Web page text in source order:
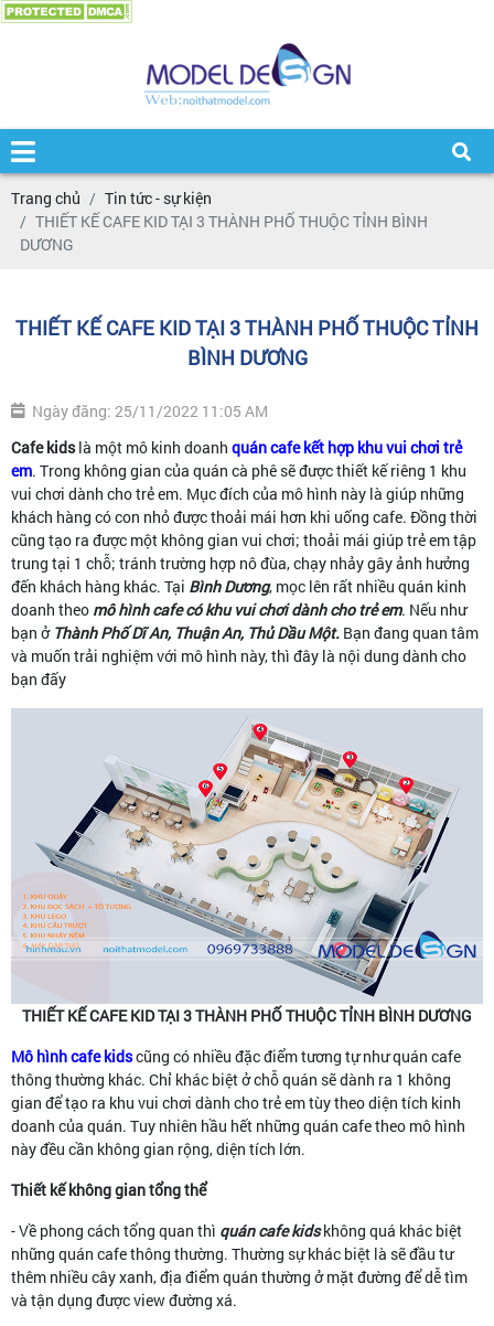
Trang chủ
Tin tức - sự kiện
THIẾT KẾ CAFE KID TẠI 3 THÀNH PHỐ THUỘC TỈNH BÌNH
DƯƠNG
THIẾT KẾ CAFE KID TẠI 3 THÀNH PHỐ THUỘC TỈNH
BÌNH DƯƠNG
Ngày đăng: 25/11/2022 11:05 AM
Cafe kidslà một mô kinh doanh quán cafe kết hợp khu vui chơi trẻ
em. Trong không gian của quán cà phê sẽ được thiết kế riêng 1 khu
vui chơi dành cho trẻ em. Mục đích của mô hình này là giúp những
khách hàng có con nhỏ được thoải mái hơn khi uống cafe. Đồng thời
cũng tạo ra được một không gian vui chơi; thoải mái giúp trẻ em tập
trung tại 1 chỗ; tránh trường hợp nô đùa, chạy nhảy gây ảnh hưởng
đến khách hàng khác. Tại Bình Dương, mọc lên rất nhiều quán kinh
doanh theo mô hình cafe có khu vui chơi dành cho trẻ em. Nếu như
bạn ở Thành Phố Dĩ An, Thuận An, Thủ Dầu Một. Bạn đang quan tâm
và muốn trải nghiệm với mô hình này, thì đây là nội dung dành cho
bạn đấy
THIẾT KẾ CAFE KID TẠI 3 THÀNH PHỐ THUỘC TỈNH BÌNH DƯƠNG
Mô hình cafe kidscũng có nhiều đặc điểm tương tự như quán cafe
thông thường khác. Chỉ khác biệt ở chỗ quán sẽ dành ra 1 không
gian để tạo ra khu vui chơi dành cho trẻ em tùy theo diện tích kinh
doanh của quán. Tuy nhiên hầu hết những quán cafe theo mô hình
này đều cần không gian rộng, diện tích lớn.
Thiết kế không gian tổng thể
- Về phong cách tổng quan thì quán cafe kidskhông quá khác biệt
những quán cafe thông thường. Thường sự khác biệt là sẽ đầu tư
thêm nhiều cây xanh, địa điểm quán thường ở mặt đường để dễ tìm
và tận dụng được view đường xá.